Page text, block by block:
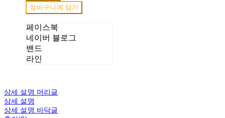
장바구니에 담기
페이스북
네이버 블로그
밴드
라인
상세 설명 머리글
상세 설명
상세 설명 바닥글